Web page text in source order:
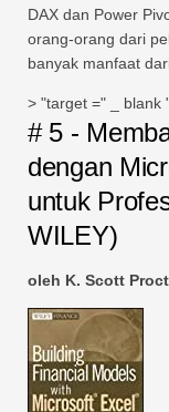
DAX dan Power
orang-orang dari
banyak manfaat
> "target =" _ blank
# 5 -
dengan
untuk
WILEY)
oleh K. Scott